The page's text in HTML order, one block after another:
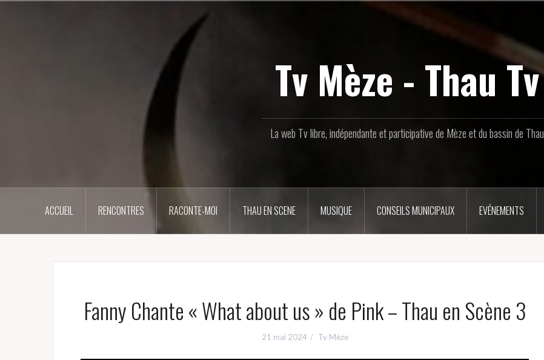
Tv Mèze - Thau Tv
La web Tv libre, indépendante et participative de Mèze et du bassin de Thau
ACCUEIL RENCONTRES RACONTE-MOI THAU EN SCENE MUSIQUE CONSEILS MUNICIPAUX EVÉNEMENTS
Fanny Chante « What about us » de Pink – Thau en Scène 3
21 mai 2024 Tv Mèze